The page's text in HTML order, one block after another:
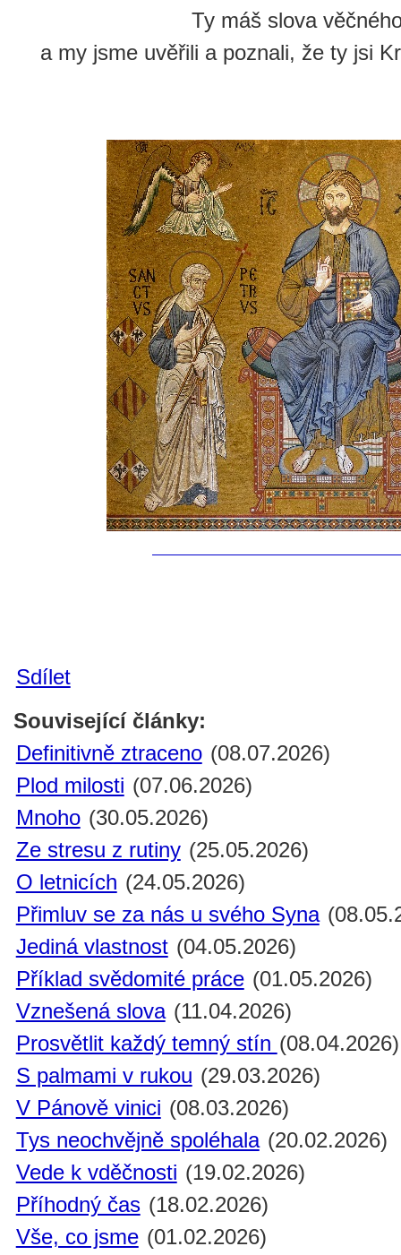
Ty máš slova
a my jsme uvěřili a poznali, že ty jsi
Sdílet
Související články:
Definitivně ztraceno (08.07.2026)
Plod milosti (07.06.2026)
Mnoho (30.05.2026)
Ze stresu z rutiny (25.05.2026)
O letnicích (24.05.2026)
Přimluv se za nás u svého Syna
Jediná vlastnost (04.05.2026)
Příklad svědomité práce (01.05.2026)
Vznešená slova (11.04.2026)
Prosvětlit každý temný stín (08.04.2026)
S palmami v rukou (29.03.2026)
V Pánově vinici (08.03.2026)
Tys neochvějně spoléhala (20.02.2026)
Vede k vděčnosti (19.02.2026)
Příhodný čas (18.02.2026)
Vše, co jsme (01.02.2026)